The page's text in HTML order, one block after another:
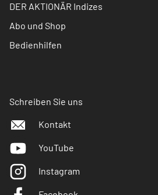
DER AKTIONÄR Indizes
Abo und Shop
Bedienhilfen
Schreiben Sie uns
Kontakt
YouTube
Instagram